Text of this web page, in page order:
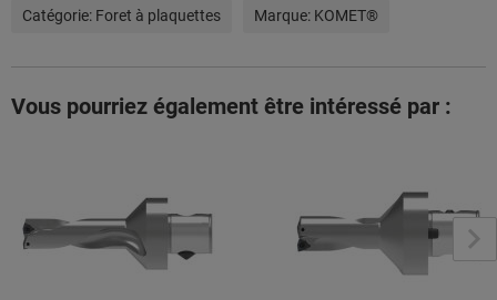
Catégorie: Foret à plaquettes Marque: KOMET®
Vous pourriez également être intéressé par :